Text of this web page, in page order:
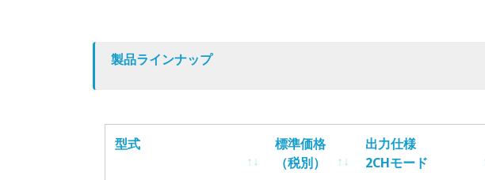
製品ラインナップ
型式
標準価格
（税別）
出力仕様
2CHモード